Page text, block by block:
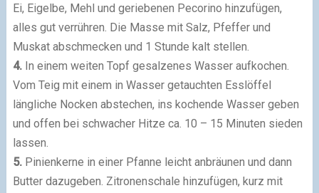
Ei, Eigelbe, Mehl und geriebenen Pecorino hinzufügen,
alles gut verrühren. Die Masse mit Salz, Pfeffer und
Muskat abschmecken und 1 Stunde kalt stellen.
4.In einem weiten Topf gesalzenes Wasser aufkochen.
Vom Teig mit einem in Wasser getauchten Esslöffel
längliche Nocken abstechen, ins kochende Wasser geben
und offen bei schwacher Hitze ca. 10 – 15 Minuten sieden
lassen.
5.Pinienkerne in einer Pfanne leicht anbräunen und dann
Butter dazugeben. Zitronenschale hinzufügen, kurz mit